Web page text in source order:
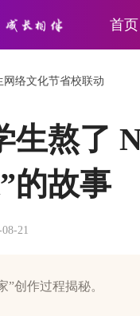
首页
网络文化节省校联动
生熬了
的故事
21
”创作过程揭秘。